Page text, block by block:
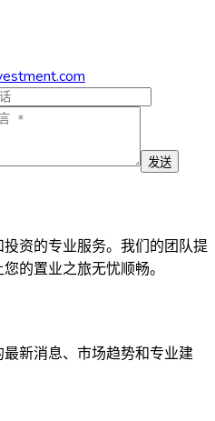
发送
资的专业服务。我们的团队提
的置业之旅无忧顺畅。
新消息、市场趋势和专业建